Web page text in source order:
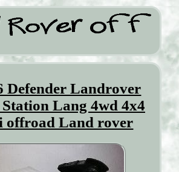
Defender Landrover
Lang 4wd 4x4
offroad Land rover